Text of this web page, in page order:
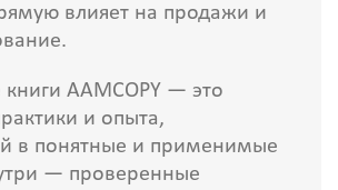
влияет на продажи и
AAMCOPY — это
и опыта,
в понятные и применимые
— проверенные